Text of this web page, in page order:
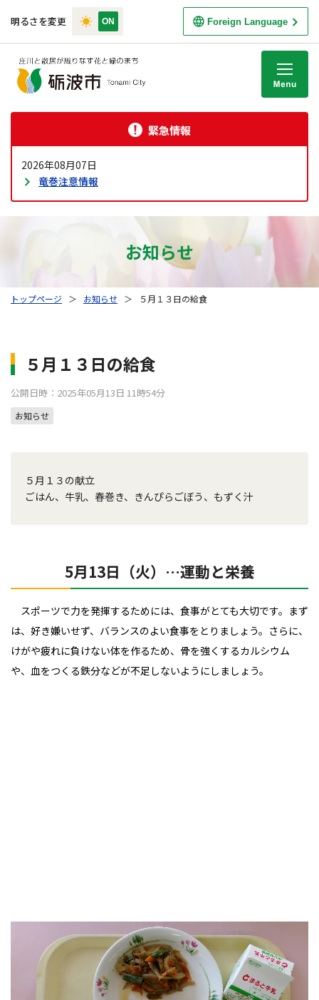
明るさを変更 Foreign Language
緊急情報
2026年08月07日
竜巻注意情報
お知らせ
トップページ ＞ お知らせ ＞ ５月１３日の給食
５月１３日の給食
公開日時：2025年05月13日 11時54分
お知らせ
５月１３の献立
ごはん、牛乳、春巻き、きんぴらごぼう、もずく汁
5月13日（火）…運動と栄養
スポーツで力を発揮するためには、食事がとても大切です。まず
は、好き嫌いせず、バランスのよい食事をとりましょう。さらに、
けがや疲れに負けない体を作るため、骨を強くするカルシウム
や、血をつくる鉄分などが不足しないようにしましょう。